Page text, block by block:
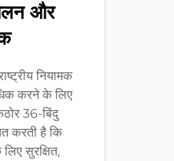
और
नियामक
करने के लिए
36-बिंदु
करती है कि
सुरक्षित,